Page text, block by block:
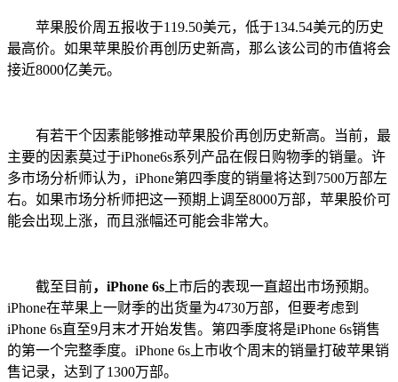
苹果股价周五报收于119.50美元，低于134.54美元的历史
最高价。如果苹果股价再创历史新高，那么该公司的市值将会
接近8000亿美元。
有若干个因素能够推动苹果股价再创历史新高。当前，最
主要的因素莫过于iPhone6s系列产品在假日购物季的销量。许
多市场分析师认为，iPhone第四季度的销量将达到7500万部左
右。如果市场分析师把这一预期上调至8000万部，苹果股价可
能会出现上涨，而且涨幅还可能会非常大。
截至目前，iPhone 6s 上市后的表现一直超出市场预期。
iPhone在苹果上一财季的出货量为4730万部，但要考虑到
iPhone 6s直至9月末才开始发售。第四季度将是iPhone 6s销售
的第一个完整季度。iPhone 6s上市收个周末的销量打破苹果销
售记录，达到了1300万部。